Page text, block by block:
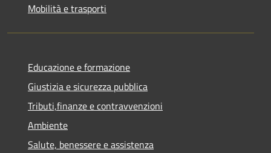
Mobilità e trasporti
Educazione e formazione
Giustizia e sicurezza pubblica
Tributi,finanze e contravvenzioni
Ambiente
Salute, benessere e assistenza